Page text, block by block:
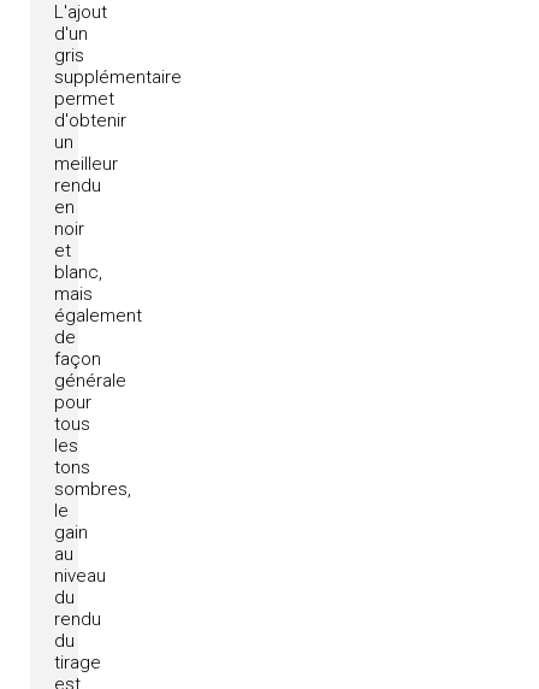
L'ajout
d'un
gris
supplémentaire
permet
d'obtenir
un
meilleur
rendu
en
noir
et
blanc,
mais
également
de
façon
générale
pour
tous
les
tons
sombres,
le
gain
au
niveau
du
rendu
du
tirage
est